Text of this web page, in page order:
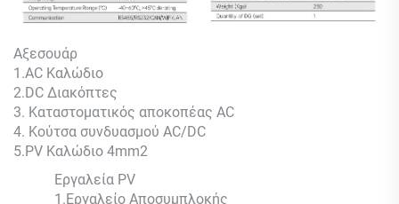
Αξεσουάρ
1.AC Καλώδιο
2.DC Διακόπτες
3. Καταστοματικός αποκοπέας AC
4. Κούτσα συνδυασμού AC/DC
5.PV Καλώδιο 4mm2
Εργαλεία PV
1.Εργαλείο Αποσυμπλοκής